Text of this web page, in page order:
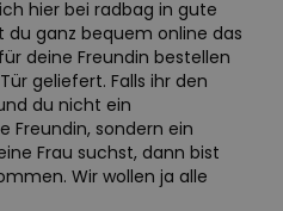
hier bei radbag in gute
du ganz bequem online das
für deine Freundin bestellen
geliefert. Falls ihr den
du nicht ein
Freundin, sondern ein
Frau suchst, dann bist
Wir wollen ja alle